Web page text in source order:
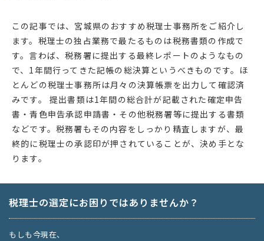
この記事では、宮城県のおすすめ税理士事務所をご紹介し
ます。税理士の独占業務で最たるものは税務書類の作成で
す。言わば、税務署に提出する最終レポートのようなもの
で、1年間行ってきた記帳の総決算というべきものです。ほ
とんどの税理士事務所は月々の決算帳票を出力して確認済
みです。 提出書類は1年間の総合計が記載された確定申告
書・青色申告承認申請書・その他税務署等に提出する書類
などです。税務署もその内容をしっかり精査しますが、最
終的に税理士の承認印が押されていることが、決め手とな
ります。
税理士の選定にお困りではありませんか？
もしも今現在、